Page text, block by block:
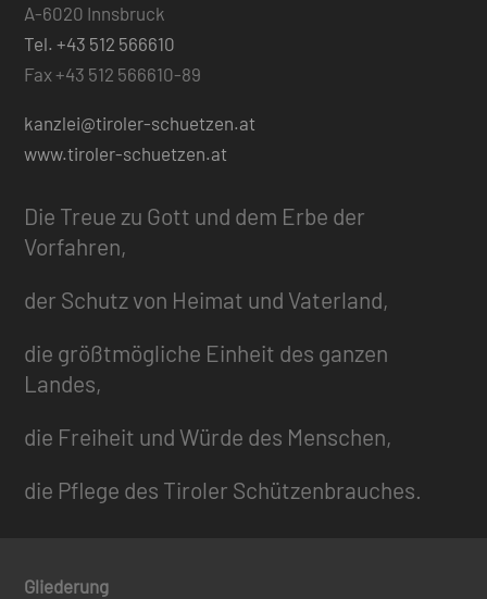
A-6020 Innsbruck
Tel. +43 512 566610
Fax +43 512 566610-89
kanzlei@tiroler-schuetzen.at
www.tiroler-schuetzen.at
Die Treue zu Gott und dem Erbe der
Vorfahren,
der Schutz von Heimat und Vaterland,
die größtmögliche Einheit des ganzen
Landes,
die Freiheit und Würde des Menschen,
die Pflege des Tiroler Schützenbrauches.
Gliederung